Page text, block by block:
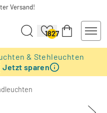
Versand!
1827
& Stehleuchten
Jetzt sparen